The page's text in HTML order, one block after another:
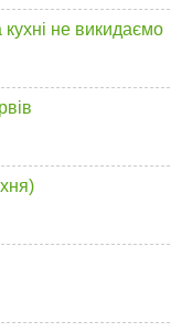
кухні не викидаємо